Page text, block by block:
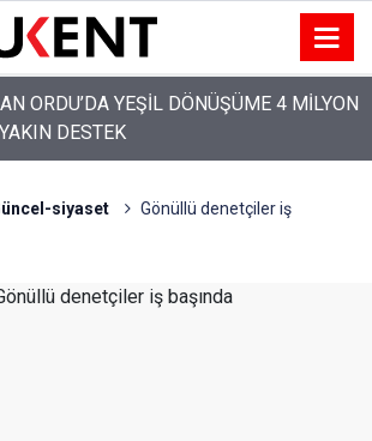
ORDU’DAKİ 69 KİŞİLİK KURUCU
AÇIKLANDI
siyaset
Gönüllü denetçiler iş